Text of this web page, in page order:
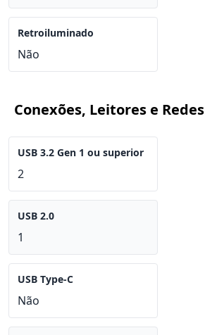
Retroiluminado
Não
Conexões, Leitores e Redes
USB 3.2 Gen 1 ou superior
2
USB 2.0
1
USB Type-C
Não